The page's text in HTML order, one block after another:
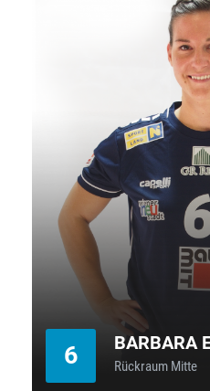
6 BARBARA
Rückraum Mitte